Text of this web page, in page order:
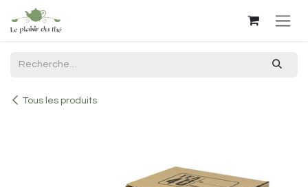
Se rendre au contenu
Tous les produits